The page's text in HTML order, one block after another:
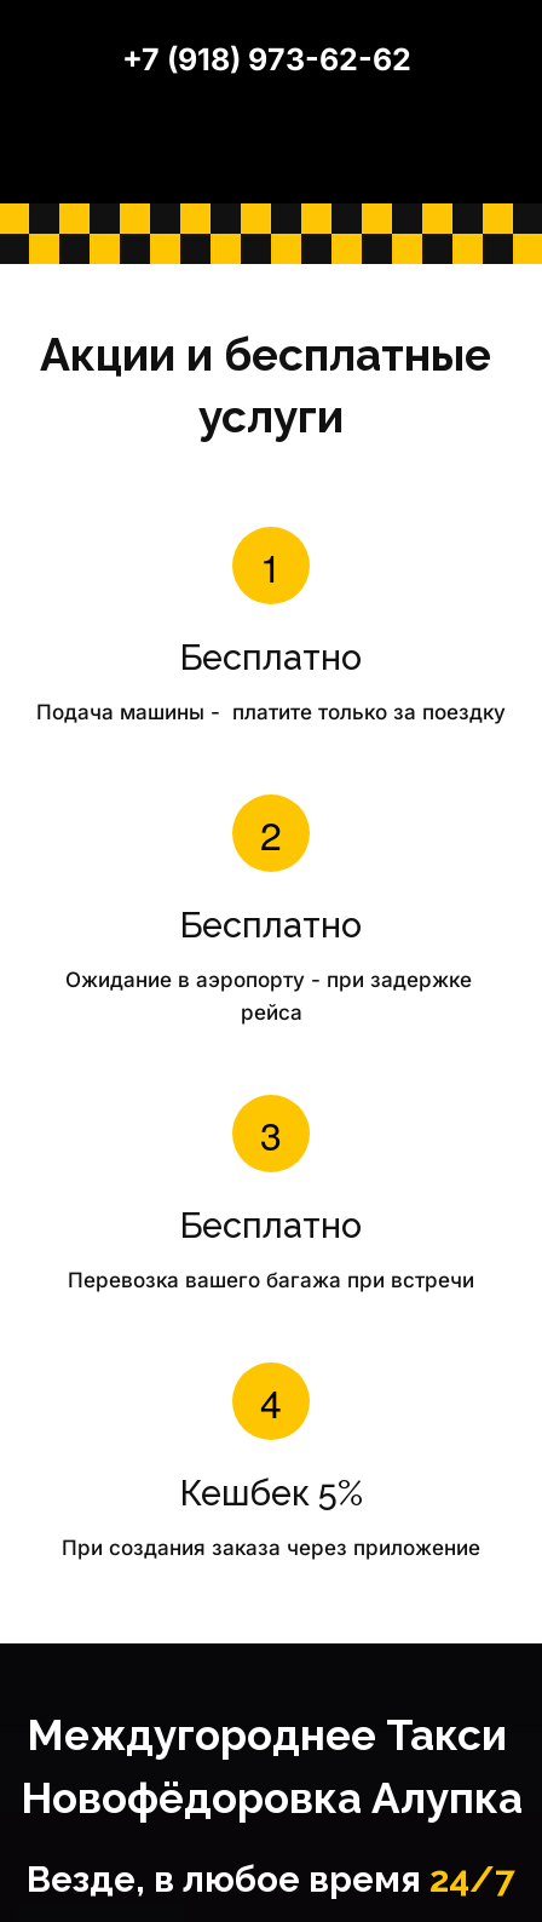
+7 (918) 973-62-62
Акции и бесплатные
услуги
Бесплатно
Подача машины -  платите только за поездку
Бесплатно
Ожидание в аэропорту - при задержке
рейса
Бесплатно
Перевозка вашего багажа при встречи
Кешбек 5%
При создания заказа через приложение
Междугороднее Такси
Новофёдоровка Алупка
Везде, в любое время 24/7